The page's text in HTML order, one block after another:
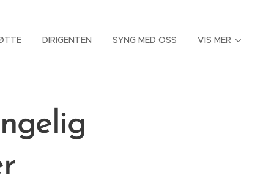
DIRIGENTEN SYNG MED OSS VIS MER